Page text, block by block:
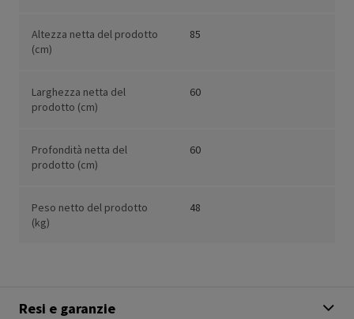
Altezza netta del prodotto
(cm)
85
Larghezza netta del
prodotto (cm)
60
Profondità netta del
prodotto (cm)
60
Peso netto del prodotto
(kg)
48
Resi e garanzie